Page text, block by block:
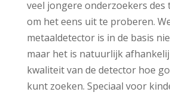
veel jongere onderzoekers des
om het eens uit te proberen.
metaaldetector is in de basis
maar het is natuurlijk
kwaliteit van de detector hoe
kunt zoeken. Speciaal voor